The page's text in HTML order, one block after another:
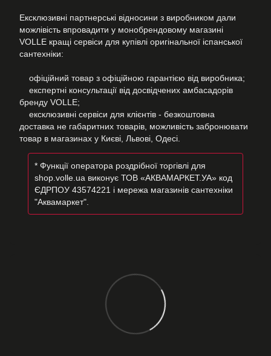
Ексклюзивні партнерські відносини з виробником дали
можлівість впровадити у монобрендовому магазині
VOLLE кращі сервіси для купівлі оригінальної іспанської
сантехніки:
офіційний товар з офіційною гарантією від виробника;
експертні консультації від досвідчених амбасадорів
бренду VOLLE;
ексклюзивні сервіси для клієнтів - безкоштовна
доставка не габаритних товарів, можливість забронювати
товар в магазинах у Києві, Львові, Одесі.
* Функції оператора роздрібної торгівлі для
shop.volle.ua виконує ТОВ «АКВАМАРКЕТ.УА» код
ЄДРПОУ 43574221 і мережа магазинів сантехніки
"Аквамаркет".